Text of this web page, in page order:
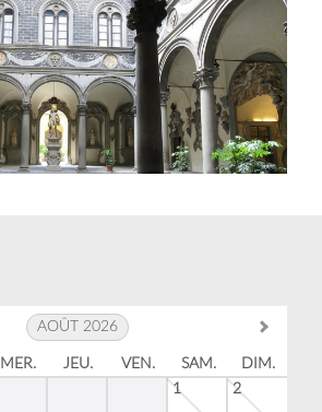
AOÛT 2026
MER. JEU. VEN. SAM.
DIM.
1
2